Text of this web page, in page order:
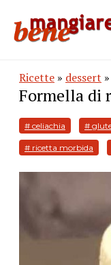
Ricette » dessert
Formella di
# celiachia #
# ricetta morbida